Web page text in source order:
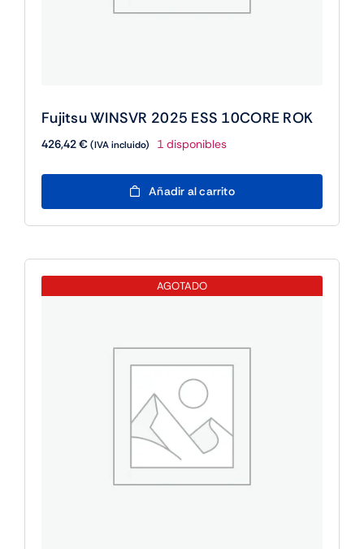
Fujitsu WINSVR 2025 ESS 10CORE ROK
426,42€(IVA incluido) 1 disponibles
Fujitsu
WINSVR
10CORE
ROK
Añadir al carrito
AGOTADO